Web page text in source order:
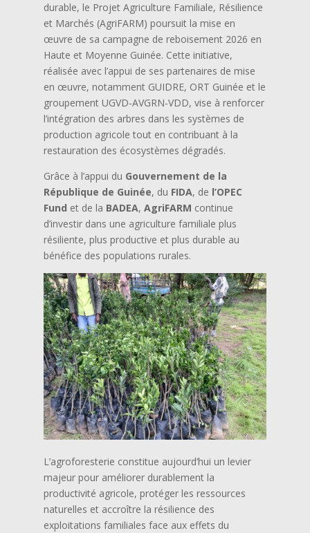
durable, le Projet Agriculture Familiale, Résilience
et Marchés (AgriFARM) poursuit la mise en
œuvre de sa campagne de reboisement 2026 en
Haute et Moyenne Guinée. Cette initiative,
réalisée avec l’appui de ses partenaires de mise
en œuvre, notamment GUIDRE, ORT Guinée et le
groupement UGVD-AVGRN-VDD, vise à renforcer
l’intégration des arbres dans les systèmes de
production agricole tout en contribuant à la
restauration des écosystèmes dégradés.
Grâce à l’appui du Gouvernement de la
République de Guinée, du FIDA, de l’OPEC
Fund et de la BADEA,AgriFARM continue
d’investir dans une agriculture familiale plus
résiliente, plus productive et plus durable au
bénéfice des populations rurales.
L’agroforesterie constitue aujourd’hui un levier
majeur pour améliorer durablement la
productivité agricole, protéger les ressources
naturelles et accroître la résilience des
exploitations familiales face aux effets du